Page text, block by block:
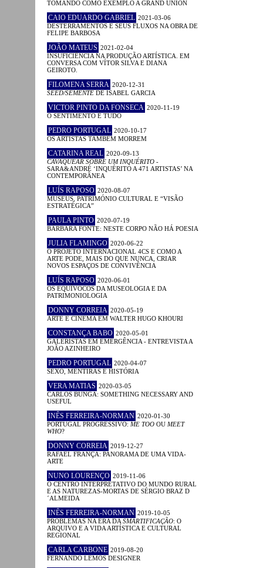
TOMANDO COMO EXEMPLO A GRAND UNION
CAIO EDUARDO GABRIEL 2021-03-06
DESTERRAMENTOS E SEUS FLUXOS NA OBRA DE
FELIPE BARBOSA
JOÃO MATEUS 2021-02-04
INSUFICIÊNCIA NA PRODUÇÃO ARTÍSTICA. EM
CONVERSA COM VÍTOR SILVA E DIANA
GEIROTO.
FILOMENA SERRA 2020-12-31
SEED/SEMENTE DE ISABEL GARCIA
VICTOR PINTO DA FONSECA 2020-11-19
O SENTIMENTO É TUDO
PEDRO PORTUGAL 2020-10-17
OS ARTISTAS TAMBÉM MORREM
CATARINA REAL 2020-09-13
CAVAQUEAR SOBRE UM INQUÉRITO -
SARA&ANDRÉ ‘INQUÉRITO A 471 ARTISTAS’ NA
CONTEMPORÂNEA
LUÍS RAPOSO 2020-08-07
MUSEUS, PATRIMÓNIO CULTURAL E “VISÃO
ESTRATÉGICA”
PAULA PINTO 2020-07-19
BÁRBARA FONTE: NESTE CORPO NÃO HÁ POESIA
JULIA FLAMINGO 2020-06-22
O PROJETO INTERNACIONAL 4CS E COMO A
ARTE PODE, MAIS DO QUE NUNCA, CRIAR
NOVOS ESPAÇOS DE CONVIVÊNCIA
LUÍS RAPOSO 2020-06-01
OS EQUÍVOCOS DA MUSEOLOGIA E DA
PATRIMONIOLOGIA
DONNY CORREIA 2020-05-19
ARTE E CINEMA EM WALTER HUGO KHOURI
CONSTANÇA BABO 2020-05-01
GALERISTAS EM EMERGÊNCIA - ENTREVISTA A
JOÃO AZINHEIRO
PEDRO PORTUGAL 2020-04-07
SEXO, MENTIRAS E HISTÓRIA
VERA MATIAS 2020-03-05
CARLOS BUNGA: SOMETHING NECESSARY AND
USEFUL
INÊS FERREIRA-NORMAN 2020-01-30
PORTUGAL PROGRESSIVO: ME TOO OU MEET
WHO?
DONNY CORREIA 2019-12-27
RAFAEL FRANÇA: PANORAMA DE UMA VIDA-
ARTE
NUNO LOURENÇO 2019-11-06
O CENTRO INTERPRETATIVO DO MUNDO RURAL
E AS NATUREZAS-MORTAS DE SÉRGIO BRAZ D
´ALMEIDA
INÊS FERREIRA-NORMAN 2019-10-05
PROBLEMAS NA ERA DASMARTIFICAÇÃO: O
ARQUIVO E A VIDA ARTÍSTICA E CULTURAL
REGIONAL
CARLA CARBONE 2019-08-20
FERNANDO LEMOS DESIGNER